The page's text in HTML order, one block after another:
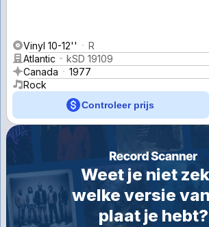
Vinyl 10-12''
R
Atlantic
kSD 19109
Canada
1977
Rock
Controleer prijs
Weet je niet
welke versie
plaat je hebt?